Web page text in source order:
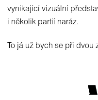
vynikající vizuální
i několik partií naráz.
To já už bych se při dvou